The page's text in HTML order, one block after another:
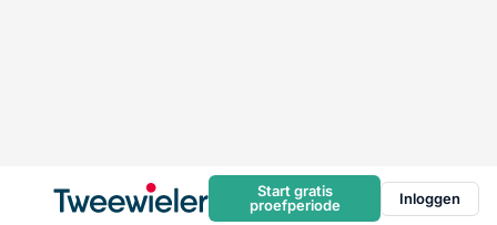
Start gratis
proefperiode
Inloggen